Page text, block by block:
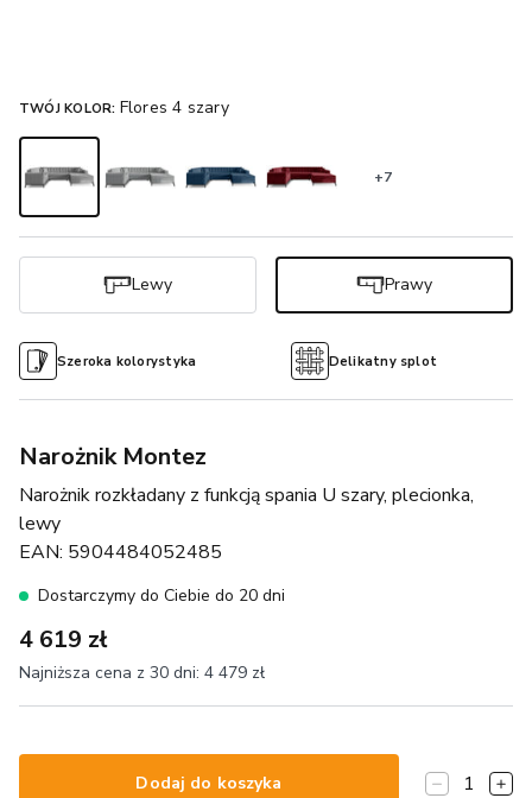
Narożnik Montez
Narożnik rozkładany z funkcją spania U szary, plecionka,
lewy
EAN: 5904484052485
Dostarczymy do Ciebie do 20 dni
4 619 zł
Najniższa cena z 30 dni: 4 479 zł
TWÓJ KOLOR: Flores 4 szary
Szeroka kolorystyka Delikatny splot
+7
Lewy Prawy
Dodaj do koszyka 1